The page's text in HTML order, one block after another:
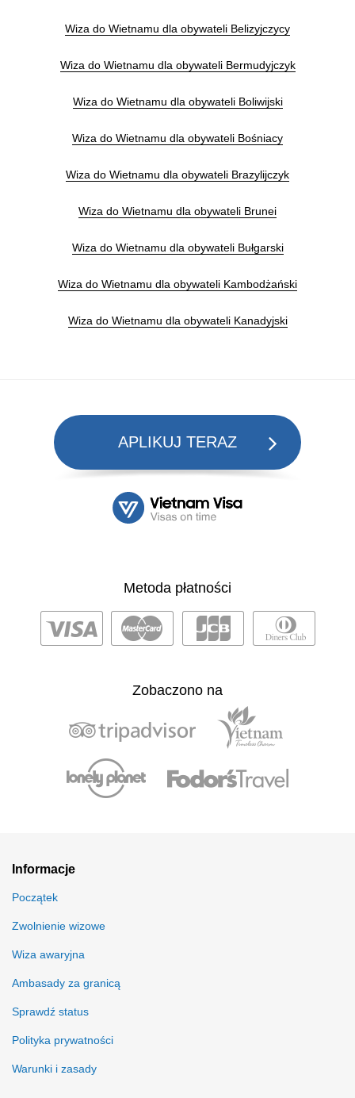
Wiza do Wietnamu dla obywateli Belizyjczycy
Wiza do Wietnamu dla obywateli Bermudyjczyk
Wiza do Wietnamu dla obywateli Boliwijski
Wiza do Wietnamu dla obywateli Bośniacy
Wiza do Wietnamu dla obywateli Brazylijczyk
Wiza do Wietnamu dla obywateli Brunei
Wiza do Wietnamu dla obywateli Bułgarski
Wiza do Wietnamu dla obywateli Kambodżański
Wiza do Wietnamu dla obywateli Kanadyjski
APLIKUJ TERAZ
Metoda płatności
Zobaczono na
Informacje
Początek
Zwolnienie wizowe
Wiza awaryjna
Ambasady za granicą
Sprawdź status
Polityka prywatności
Warunki i zasady